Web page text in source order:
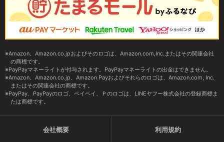
Amazon、Amazon.co.jpおよびそのロゴは、Amazon.com,Inc.またはその関連会社
の商標です。
PayPayマネーライトが付与されます。PayPayマネーライトの出金はできません。
Amazon、Amazon.co.jp、Amazon Payおよびそれらのロゴは、Amazon.com, Inc.
またはその関連会社の商標です。
PayPay、PayPayのロゴ、ペイペイ、Ｐのロゴは、LINEヤフー株式会社の登録商標ま
たは商標です。
会社概要 利用規約